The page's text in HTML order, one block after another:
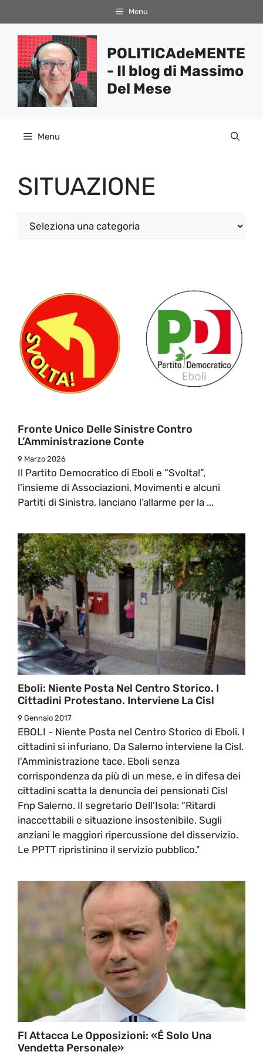
al
contenuto
Menu
POLITICAdeMENTE
- Il blog di Massimo
Del Mese
Menu
SITUAZIONE
Categorie
Fronte Unico Delle Sinistre Contro
L’Amministrazione Conte
9 Marzo 2026
Il Partito Democratico di Eboli e “Svolta!”,
l’insieme di Associazioni, Movimenti e alcuni
Partiti di Sinistra, lanciano l’allarme per la ...
Eboli: Niente Posta Nel Centro Storico. I
Cittadini Protestano. Interviene La Cisl
9 Gennaio 2017
EBOLI - Niente Posta nel Centro Storico di Eboli. I
cittadini si infuriano. Da Salerno interviene la Cisl.
l'Amministrazione tace. Eboli senza
corrispondenza da più di un mese, e in difesa dei
cittadini scatta la denuncia dei pensionati Cisl
Fnp Salerno. Il segretario Dell’Isola: “Ritardi
inaccettabili e situazione insostenibile. Sugli
anziani le maggiori ripercussione del disservizio.
Le PPTT ripristinino il servizio pubblico."
FI Attacca Le Opposizioni: «É Solo Una
Vendetta Personale»